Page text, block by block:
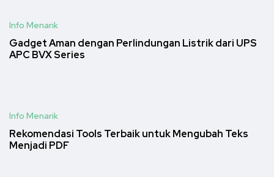
Info Menarik
Gadget Aman dengan Perlindungan Listrik dari UPS
APC BVX Series
Info Menarik
Rekomendasi Tools Terbaik untuk Mengubah Teks
Menjadi PDF